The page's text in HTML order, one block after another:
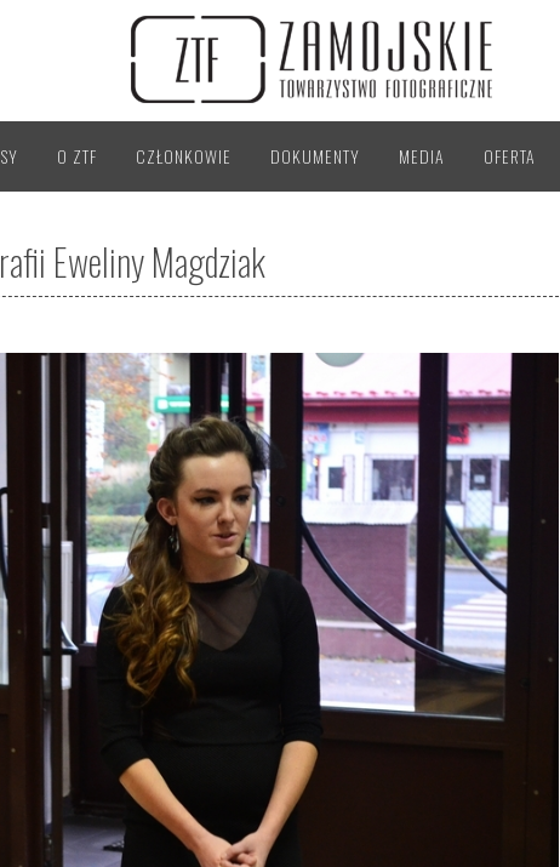
O ZTF CZŁONKOWIE DOKUMENTY MEDIA OFERTA
Eweliny Magdziak